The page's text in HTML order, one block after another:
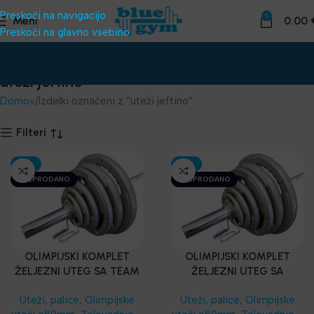
Preskoči na navigacijo
Preskoči na glavno vsebino
Meni 0 0.00
uteži jeftino
Domov Izdelki označeni z “uteži jeftino”
Filteri
-15%
RAZPRODANO
OLIMPIJSKI KOMPLET
ŽELJEZNI UTEG SA TEAM
Uteži, palice, Olimpijske
-15%
RAZPRODANO
OLIMPIJSKI KOMPLET
ŽELJEZNI UTEG SA
ŠIPKOM
Uteži, palice, Olimpijske